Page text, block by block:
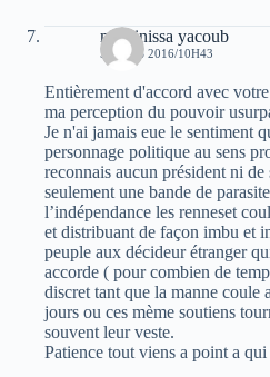
massinissa yacoub
5 MARS 2016/10H43
Entièrement d'accord avec
ma perception du pouvoir
Je n'ai jamais eue le sentiment
personnage politique au sens
reconnais aucun président ni
seulement une bande de
l’indépendance les renneset
et distribuant de façon imbu et
peuple aux décideur étranger
accorde ( pour combien de
discret tant que la manne coule
jours ou ces mème soutiens
souvent leur veste.
Patience tout viens a point a qui